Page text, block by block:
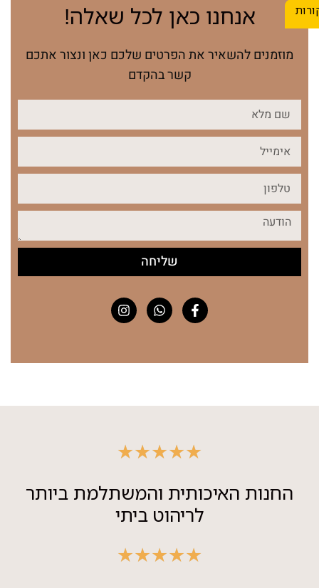
אנחנו כאן לכל שאלה!
מוזמנים להשאיר את הפרטים שלכם כאן ונצור אתכם
קשר בהקדם
שליחה
★
★
★
★
★
החנות האיכותית והמשתלמת ביותר
לריהוט ביתי
★
★
★
★
★